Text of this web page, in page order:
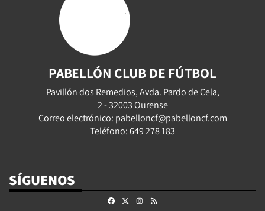
PABELLÓN CLUB DE FÚTBOL
Pavillón dos Remedios, Avda. Pardo de Cela,
2 - 32003 Ourense
Correo electrónico: pabelloncf@pabelloncf.com
Teléfono: 649 278 183
SÍGUENOS
FacebookInstagram